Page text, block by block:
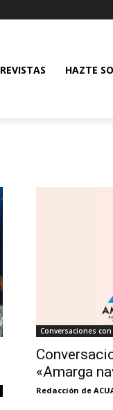
REVISTAS HAZTE
Conversaciones
«Amarga
Redacción de